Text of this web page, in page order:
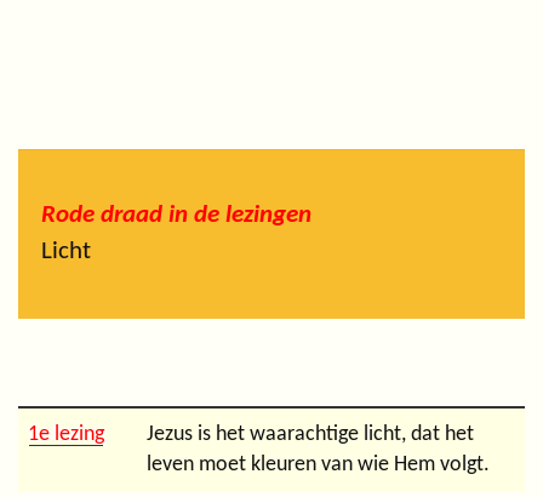
Rode draad in de lezingen
Licht
1e lezing
Jezus is het waarachtige licht, dat het
leven moet kleuren van wie Hem volgt.